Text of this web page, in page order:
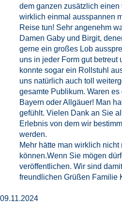
dem ganzen zusätzlich
wirklich einmal ausspannen
Reise tun! Sehr angenehm
Damen Gaby und Birgit,
gerne ein großes Lob
uns in jeder Form gut
konnte sogar ein Rollstuhl
uns natürlich auch toll
gesamte Publikum. Waren
Bayern oder Allgäuer! Man
gefühlt. Vielen Dank an Sie
Erlebnis von dem wir
werden.
Mehr hätte man wirklich nicht
können.Wenn Sie mögen
veröffentlichen. Wir sind
freundlichen Grüßen Familie
09.11.2024